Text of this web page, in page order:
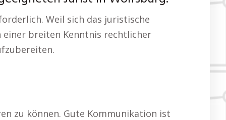
Weil sich das juristische
einer breiten Kenntnis rechtlicher
zu können. Gute Kommunikation ist